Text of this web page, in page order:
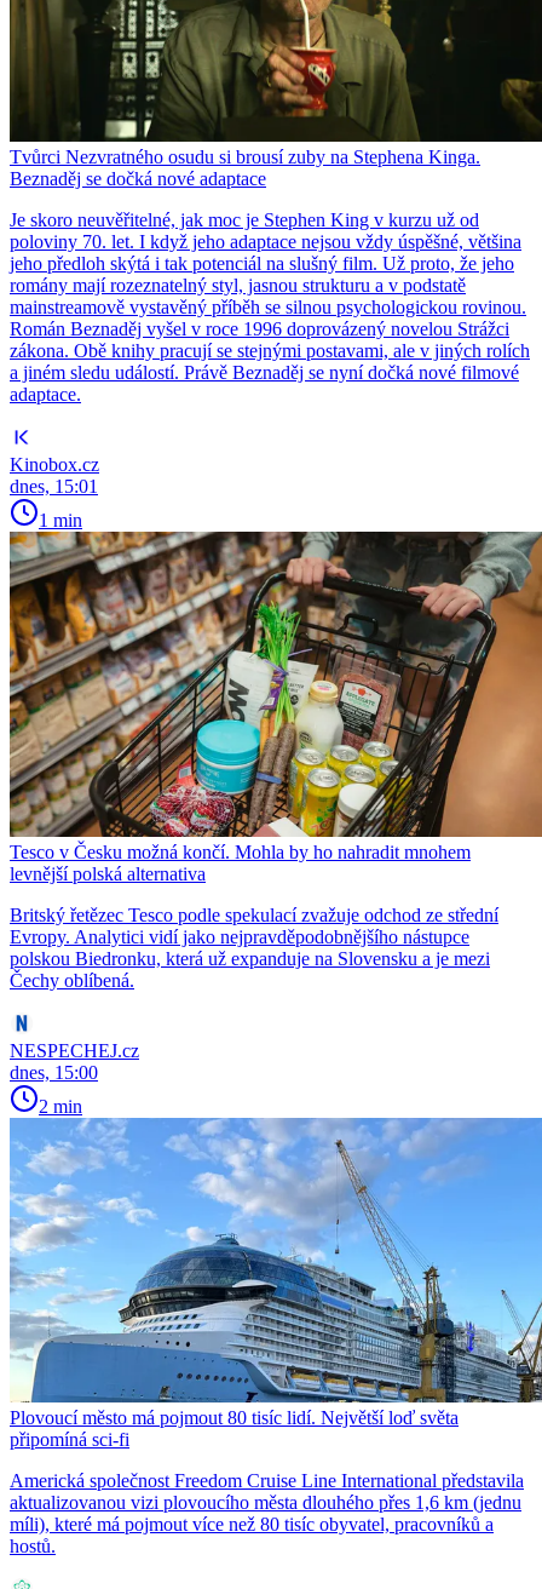
Tvůrci Nezvratného osudu si brousí zuby na Stephena Kinga.
Beznaděj se dočká nové adaptace
Je skoro neuvěřitelné, jak moc je Stephen King v kurzu už od
poloviny 70. let. I když jeho adaptace nejsou vždy úspěšné, většina
jeho předloh skýtá i tak potenciál na slušný film. Už proto, že jeho
romány mají rozeznatelný styl, jasnou strukturu a v podstatě
mainstreamově vystavěný příběh se silnou psychologickou rovinou.
Román Beznaděj vyšel v roce 1996 doprovázený novelou Strážci
zákona. Obě knihy pracují se stejnými postavami, ale v jiných rolích
a jiném sledu událostí. Právě Beznaděj se nyní dočká nové filmové
adaptace.
Kinobox.cz
dnes, 15:01
1 min
Tesco v Česku možná končí. Mohla by ho nahradit mnohem
levnější polská alternativa
Britský řetězec Tesco podle spekulací zvažuje odchod ze střední
Evropy. Analytici vidí jako nejpravděpodobnějšího nástupce
polskou Biedronku, která už expanduje na Slovensku a je mezi
Čechy oblíbená.
NESPECHEJ.cz
dnes, 15:00
2 min
Plovoucí město má pojmout 80 tisíc lidí. Největší loď světa
připomíná sci-fi
Americká společnost Freedom Cruise Line International představila
aktualizovanou vizi plovoucího města dlouhého přes 1,6 km (jednu
míli), které má pojmout více než 80 tisíc obyvatel, pracovníků a
hostů.